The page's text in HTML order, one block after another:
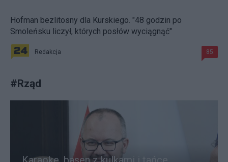
Hofman bezlitosny dla Kurskiego. "48 godzin po
Smoleńsku liczył, których posłów wyciągnąć"
Redakcja 85
#Rząd